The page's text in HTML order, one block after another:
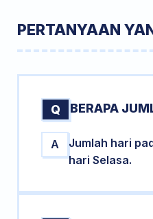
PERTANYAAN
Q BERAPA
A Jumlah hari
hari Selasa.